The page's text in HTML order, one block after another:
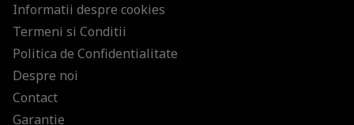
Informatii despre cookies
Termeni si Conditii
Politica de Confidentialitate
Despre noi
Contact
Garantie